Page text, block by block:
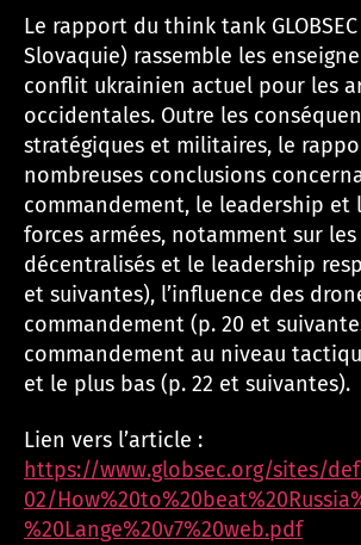
Le rapport du think tank
Slovaquie) rassemble les
conflit ukrainien actuel pour les
occidentales. Outre les
stratégiques et militaires, le
nombreuses conclusions
commandement, le leadership et
forces armées, notamment sur les
décentralisés et le leadership
et suivantes), l’influence des
commandement (p. 20 et
commandement au niveau
et le plus bas (p. 22 et suivantes).
Lien vers l’article :
https://www.globsec.org/sites/
02/
%20Lange%20v7%20web.pdf